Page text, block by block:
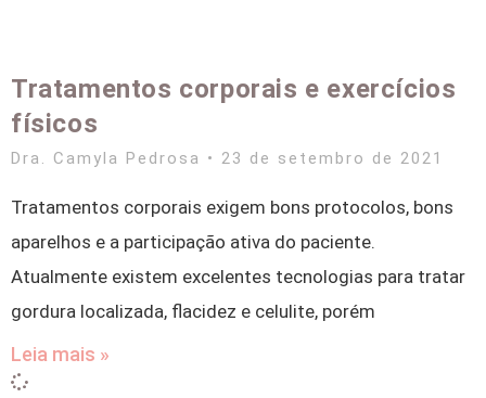
Tratamentos corporais e exercícios
físicos
Dra. Camyla Pedrosa 23 de setembro de 2021
Tratamentos corporais exigem bons protocolos, bons
aparelhos e a participação ativa do paciente.
Atualmente existem excelentes tecnologias para tratar
gordura localizada, flacidez e celulite, porém
Leia mais »